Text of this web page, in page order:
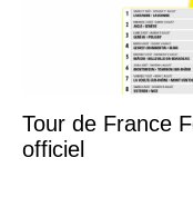
Tour de France
officiel